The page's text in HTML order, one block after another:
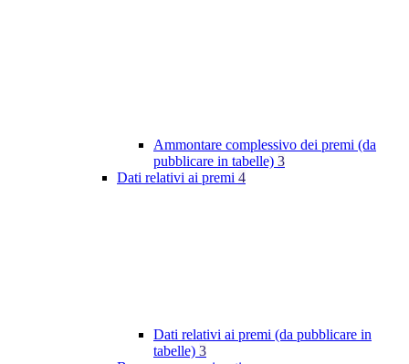
Ammontare complessivo dei premi (da
pubblicare in tabelle) 3
Dati relativi ai premi 4
Dati relativi ai premi (da pubblicare in
tabelle) 3